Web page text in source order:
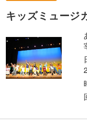
キッズミュージ